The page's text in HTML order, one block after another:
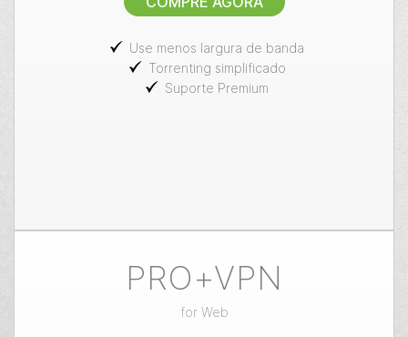
PRO+VPN
for Web
Use menos largura de banda
Torrenting simplificado
Suporte Premium